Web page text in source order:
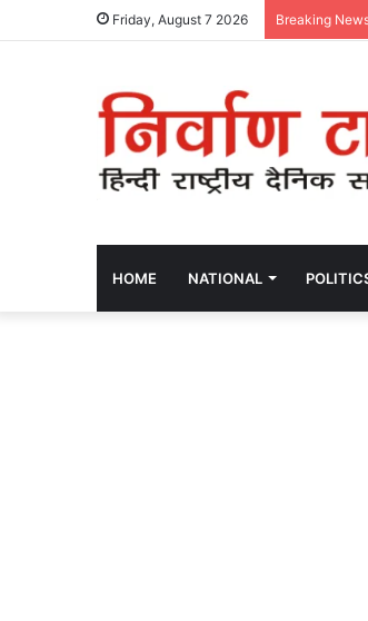
Friday, August 7 2026 Breaking
HOME NATIONAL